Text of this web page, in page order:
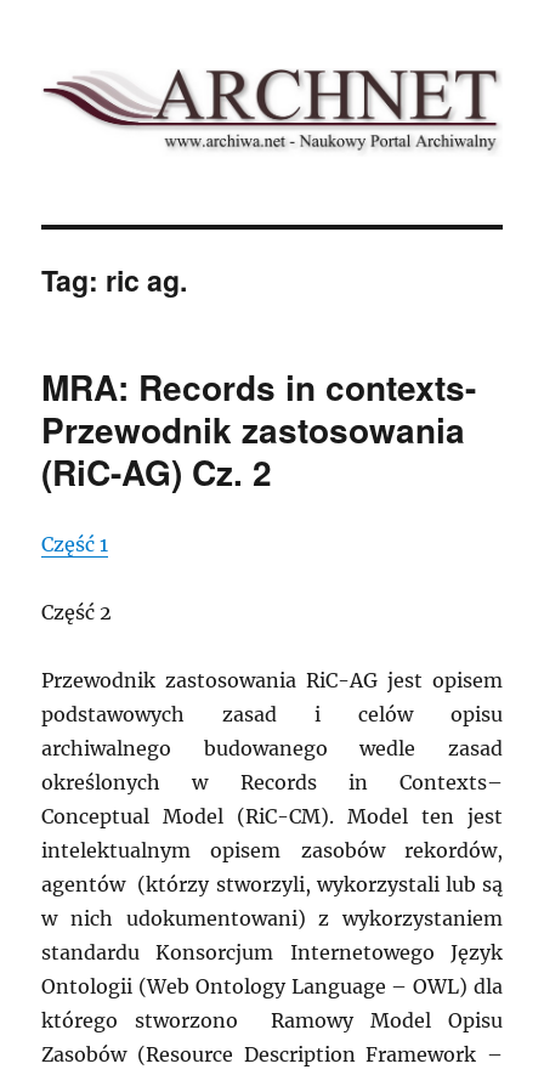
Archnet
Tag: ric ag.
MRA: Records in contexts-
Przewodnik zastosowania
(RiC-AG) Cz. 2
Część 1
Część 2
Przewodnik zastosowania RiC-AG jest opisem
podstawowych zasad i celów opisu
archiwalnego budowanego wedle zasad
określonych w Records in Contexts–
Conceptual Model (RiC-CM). Model ten jest
intelektualnym opisem zasobów rekordów,
agentów (którzy stworzyli, wykorzystali lub są
w nich udokumentowani) z wykorzystaniem
standardu Konsorcjum Internetowego Język
Ontologii (Web Ontology Language – OWL) dla
którego stworzono Ramowy Model Opisu
Zasobów (Resource Description Framework –